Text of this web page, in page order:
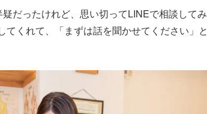
だったけれど、思い切ってLINEで相談してみ
てくれて、「まずは話を聞かせてください」と